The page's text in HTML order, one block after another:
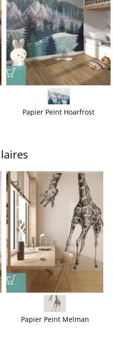
Papier Peint Hoarfrost
Papier Peint Melman